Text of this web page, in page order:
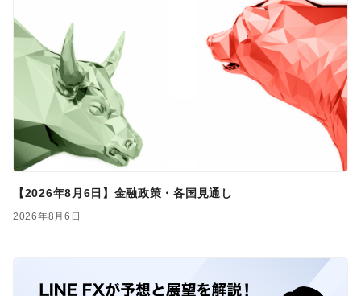
【2026年8月6日】金融政策・各国見通し
2026年8月6日